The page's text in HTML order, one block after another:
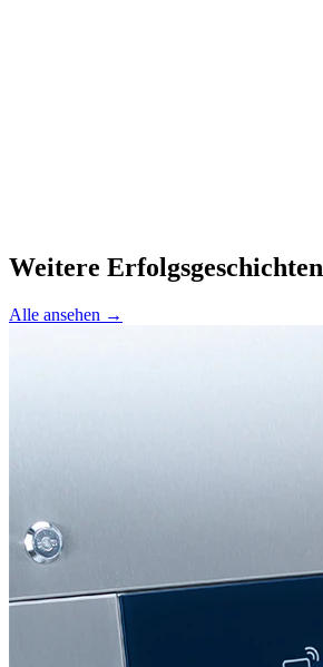
Weitere Erfolgsgeschichten
Alle ansehen →